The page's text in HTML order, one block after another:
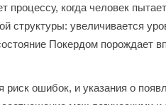
когда человек
структуры: увеличивается
Покердом порождает
ошибок, и указания о